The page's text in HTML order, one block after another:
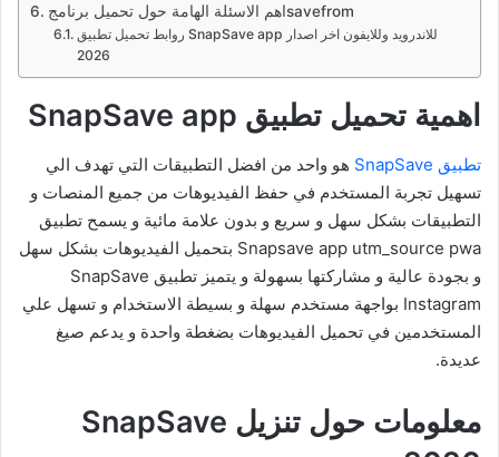
اهم الاسئلة الهامة حول تحميل برنامجsavefrom
روابط تحميل تطبيق SnapSave app للاندرويد وللايفون اخر اصدار
2026
اهمية تحميل تطبيق SnapSave app
تطبيق SnapSave
هو واحد من افضل التطبيقات التي تهدف الي
تسهيل تجربة المستخدم في حفظ الفيديوهات من جميع المنصات و
التطبيقات بشكل سهل و سريع و بدون علامة مائية و يسمح تطبيق
Snapsave app utm_source pwa بتحميل الفيديوهات بشكل سهل
و بجودة عالية و مشاركتها بسهولة و يتميز تطبيق SnapSave
Instagram بواجهة مستخدم سهلة و بسيطة الاستخدام و تسهل علي
المستخدمين في تحميل الفيديوهات بضغطة واحدة و يدعم صيغ
عديدة.
معلومات حول تنزيل SnapSave